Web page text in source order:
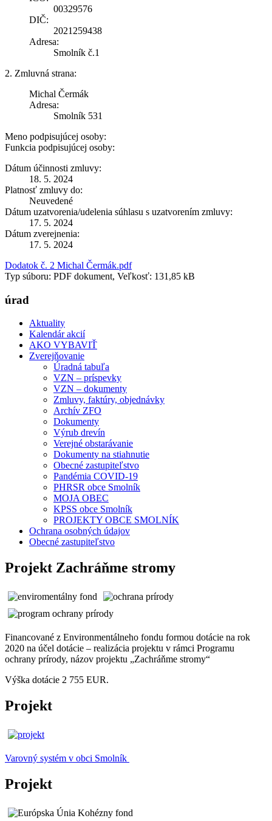
00329576
DIČ:
2021259438
Adresa:
Smolník č.1
2. Zmluvná strana:
Michal Čermák
Adresa:
Smolník 531
Meno podpisujúcej osoby:
Funkcia podpisujúcej osoby:
Dátum účinnosti zmluvy:
18. 5. 2024
Platnosť zmluvy do:
Neuvedené
Dátum uzatvorenia/udelenia súhlasu s uzatvorením zmluvy:
17. 5. 2024
Dátum zverejnenia:
17. 5. 2024
Dodatok č. 2 Michal Čermák.pdf
Typ súboru: PDF dokument, Veľkosť: 131,85 kB
úrad
Aktuality
Kalendár akcií
AKO VYBAVIŤ
Zverejňovanie
Úradná tabuľa
VZN – príspevky
VZN – dokumenty
Zmluvy, faktúry, objednávky
Archív ZFO
Dokumenty
Výrub drevín
Verejné obstarávanie
Dokumenty na stiahnutie
Obecné zastupiteľstvo
Pandémia COVID-19
PHRSR obce Smolník
MOJA OBEC
KPSS obce Smolník
PROJEKTY OBCE SMOLNÍK
Ochrana osobných údajov
Obecné zastupiteľstvo
Projekt Zachráňme stromy
Financované z Environmentálneho fondu formou dotácie na rok
2020 na účel dotácie – realizácia projektu v rámci Programu
ochrany prírody, názov projektu „Zachráňme stromy“
Výška dotácie 2 755 EUR.
Projekt
Varovný systém v obci Smolník
Projekt